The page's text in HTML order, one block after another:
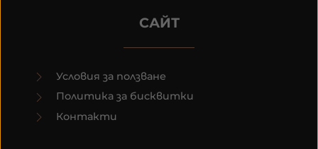
САЙТ
Условия за ползване
Политика за бисквитки
Контакти